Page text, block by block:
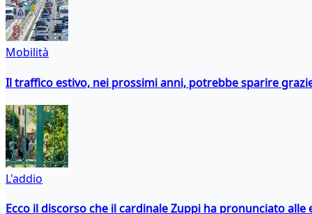
Mobilità
Il traffico estivo, nei prossimi anni, potrebbe sparire
L'addio
Ecco il discorso che il cardinale Zuppi ha pronunciato alle